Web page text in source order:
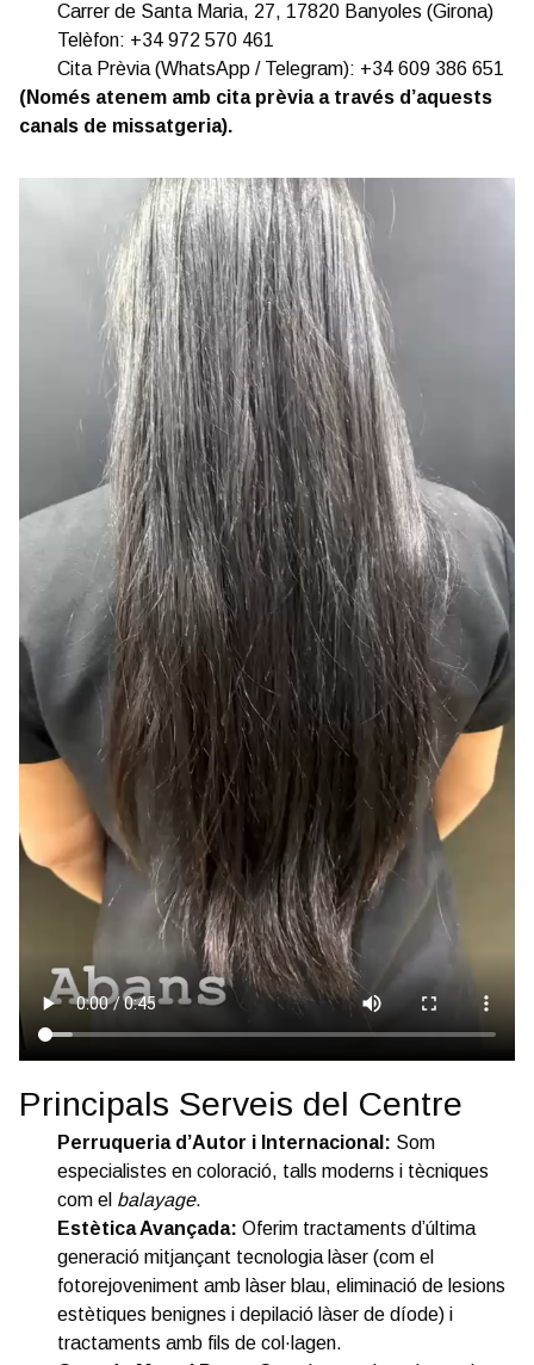
Carrer de Santa Maria, 27, 17820 Banyoles (Girona)
Telèfon: +34 972 570 461
Cita Prèvia (WhatsApp / Telegram): +34 609 386 651
(Només atenem amb cita prèvia a través d’aquests
canals de missatgeria).
Principals Serveis del Centre
Perruqueria d’Autor i Internacional: Som
especialistes en coloració, talls moderns i tècniques
com el balayage.
Estètica Avançada: Oferim tractaments d’última
generació mitjançant tecnologia làser (com el
fotorejoveniment amb làser blau, eliminació de lesions
estètiques benignes i depilació làser de díode) i
tractaments amb fils de col·lagen.